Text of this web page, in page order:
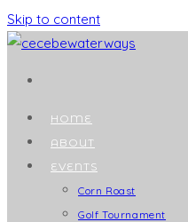
Skip to content
HOME
ABOUT
EVENTS
Corn Roast
Golf Tournament